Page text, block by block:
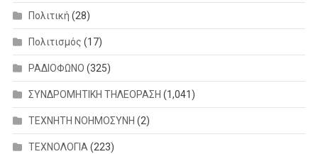
Πολιτική (28)
Πολιτισμός (17)
ΡΑΔΙΟΦΩΝΟ (325)
ΣΥΝΔΡΟΜΗΤΙΚΗ ΤΗΛΕΟΡΑΣΗ (1,041)
ΤΕΧΝΗΤΗ ΝΟΗΜΟΣΥΝΗ (2)
ΤΕΧΝΟΛΟΓΙΑ(223)